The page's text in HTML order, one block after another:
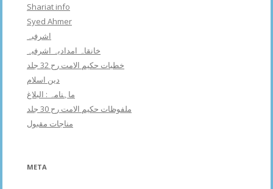
Shariat info
Syed Ahmer
اشرفبہ
خانقاہ امدادیہ اشرفیہ
خطبات حکیم الامت رح 32 جلد
دین اسلام
ماہنامہ : البلاغ
ملفوظات حکیم الامت رح 30 جلد
مناجات مقبول
META